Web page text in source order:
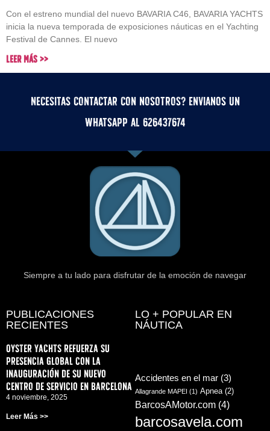
Con el estreno mundial del nuevo BAVARIA C46, BAVARIA YACHTS
inicia la nueva temporada de exposiciones náuticas en el Yachting
Festival de Cannes. El nuevo
Leer Más >>
Necesitas contactar con nosotros? Envianos un
whatsApp al 626437674
Siempre a tu lado para disfrutar de la emoción de navegar
PUBLICACIONES
RECIENTES
Oyster Yachts refuerza su
presencia global con la
inauguración de su nuevo
centro de servicio en Barcelona
4 noviembre, 2025
Leer Más >>
LO + POPULAR EN
NÁUTICA
Accidentes en el mar (3)
Allagrande MAPEI (1) Apnea(2)
BarcosAMotor.com (4)
barcosavela.com